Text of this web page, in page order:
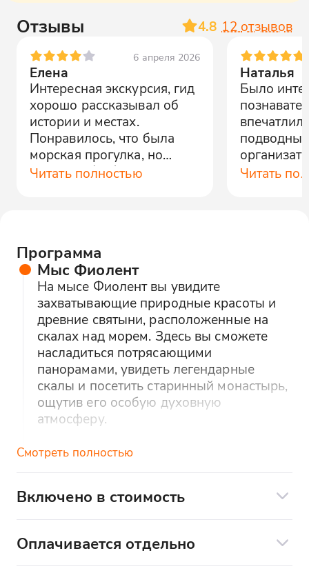
Отзывы 4.8 12 отзывов
6 апреля 2026
Елена
Интересная экскурсия, гид
хорошо рассказывал об
истории и местах.
Понравилось, что была
морская прогулка, но
хотелось бы больше
Читать полностью
Наталья
Было
Читать
Программа
Мыс Фиолент
На мысе Фиолент вы увидите
захватывающие природные красоты и
древние святыни, расположенные на
скалах над морем. Здесь вы сможете
насладиться потрясающими
панорамами, увидеть легендарные
скалы и посетить старинный монастырь,
ощутив его особую духовную
атмосферу.
Лучшая на побережье смотровая
С лучшей смотровой площадки на мысе
Фиолент вы увидите захватывающую
открытое море и одинокие скалы вдали.
Вы сможете сделать потрясающие
Смотреть полностью
Включено в стоимость
маршрута.
Оплачивается отдельно